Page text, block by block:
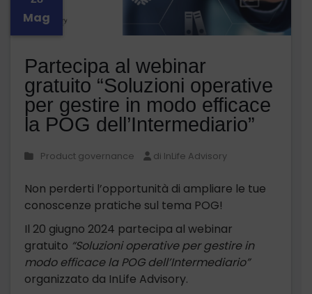
Mag
Partecipa al webinar
gratuito “Soluzioni operative
per gestire in modo efficace
la POG dell’Intermediario”
Product governance di InLife Advisory
Non perderti l’opportunità di ampliare le tue
conoscenze pratiche sul tema POG!
Il 20 giugno 2024 partecipa al webinar
gratuito “Soluzioni operative per gestire in
modo efficace la POG dell’Intermediario”
organizzato da InLife Advisory.